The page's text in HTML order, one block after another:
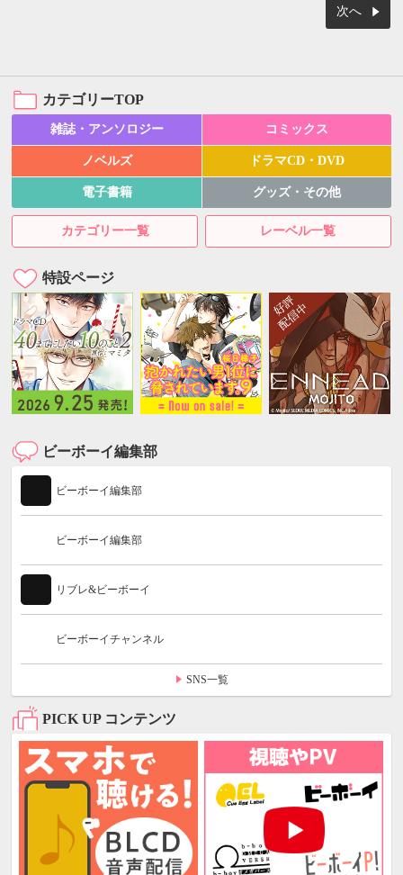
次へ
カテゴリーTOP
雑誌・アンソロジー コミックス
ノベルズ ドラマCD・DVD
電子書籍 グッズ・その他
カテゴリー一覧 レーベル一覧
特設ページ
ビーボーイ編集部
ビーボーイ編集部
ビーボーイ編集部
リブレ&ビーボーイ
ビーボーイチャンネル
SNS一覧
PICK UP コンテンツ